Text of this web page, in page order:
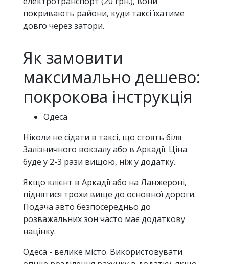
покривають райони, куди таксі їхатиме
довго через затори.
Як замовити
максимально дешево:
покрокова інструкція
Одеса
Ніколи не сідати в таксі, що стоять біля
Залізничного вокзалу або в Аркадії. Ціна
буде у 2-3 рази вищою, ніж у додатку.
Якщо клієнт в Аркадії або на Ланжероні,
піднятися трохи вище до основної дороги.
Подача авто безпосередньо до
розважальних зон часто має додаткову
націнку.
Одеса - велике місто. Використовувати